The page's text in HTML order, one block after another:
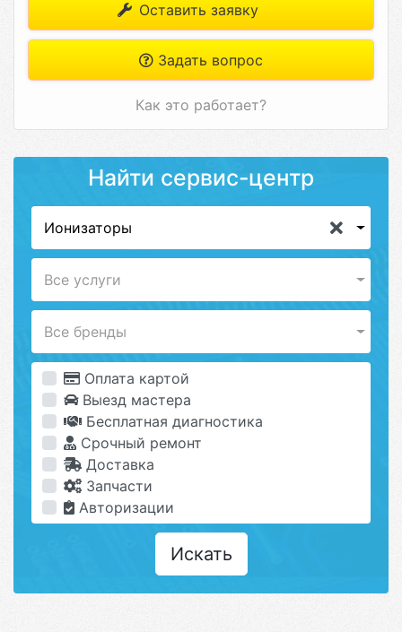
Оставить заявку
Задать вопрос
Как это работает?
Найти сервис-центр
Ионизаторы
Все услуги
Все бренды
Оплата картой
Выезд мастера
Бесплатная диагностика
Срочный ремонт
Доставка
Запчасти
Авторизации
Искать